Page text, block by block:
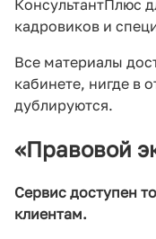
КонсультантПлюс
кадровиков и
Все материалы
кабинете, нигде в
дублируются.
«Правовой
Сервис доступен
клиентам.